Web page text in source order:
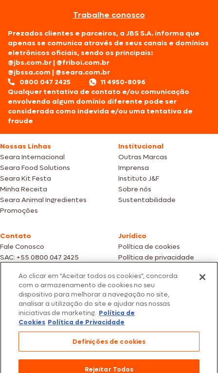
Trabalhe conosco
Prezados clientes e parceiros, a JBS S.A. informa que
apenas se comunica através de seus canais e domínios
eletrônicos oficiais, sendo os principais:
@jbs.com.br |@friboi.com.br
@jbssa.com |@seara.com.br
0800 047 2425
11 4950-8096
Qualquer tentativa de contato e/ou comunicação
envolvendo algum domínio diferente pode ser
considerada como indevida e/ou uma tentativa de
fraude
Nossas Linhas
Seara Internacional
Seara Food Solutions
Seara Kit Festa
Minha Receita
Seara Animal Ingredientes
Promoções
Institucional
Outras Marcas
Imprensa
Instituto J&F
Sobre nós
Sustentabilidade
Contato
Fale Conosco
SAC: +55 0800 047 2425
Jurídico
Política de cookies
Política de privacidade
Fotos meramente ilustrativas | Ofertas válidas enquanto durarem os
estoques dos nossos parceiros | Vendas sujeitas a análise e confirmação
de dados.
Os preços, promoções e condições de pagamento são válidos
exclusivamente para compras efetuadas em nossos parceiros.
Todos os produtos estão sujeitos a disponibilidade de estoque.
São Paulo/SP – CEP 05.118-100
© 2026 Seara. Todos os direitos reservados
Ao clicar em "Aceitar todos os cookies", concorda
com o armazenamento de cookies no seu
dispositivo para melhorar a navegação no site,
analisar a utilização do site e ajudar nas nossas
iniciativas de marketing. Política de
Cookies Política de Privacidade
Definições de cookies
Rejeitar Todos